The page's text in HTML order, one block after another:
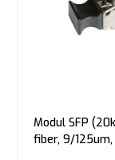
Modul SFP
fiber, 9/125um,